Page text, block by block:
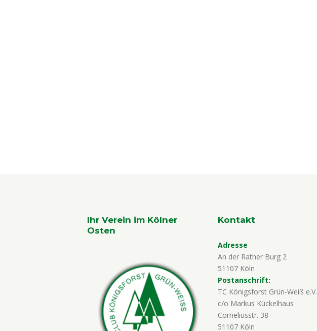
Ihr Verein im Kölner
Osten
Kontakt
Adresse
An der Rather Burg 2
51107 Köln
Postanschrift:
TC Königsforst Grün-Weiß e.V.
c/o Markus Kückelhaus
Corneliusstr. 38
51107 Köln